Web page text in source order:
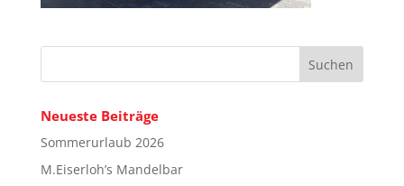
Neueste Beiträge
Sommerurlaub 2026
M.Eiserloh’s Mandelbar